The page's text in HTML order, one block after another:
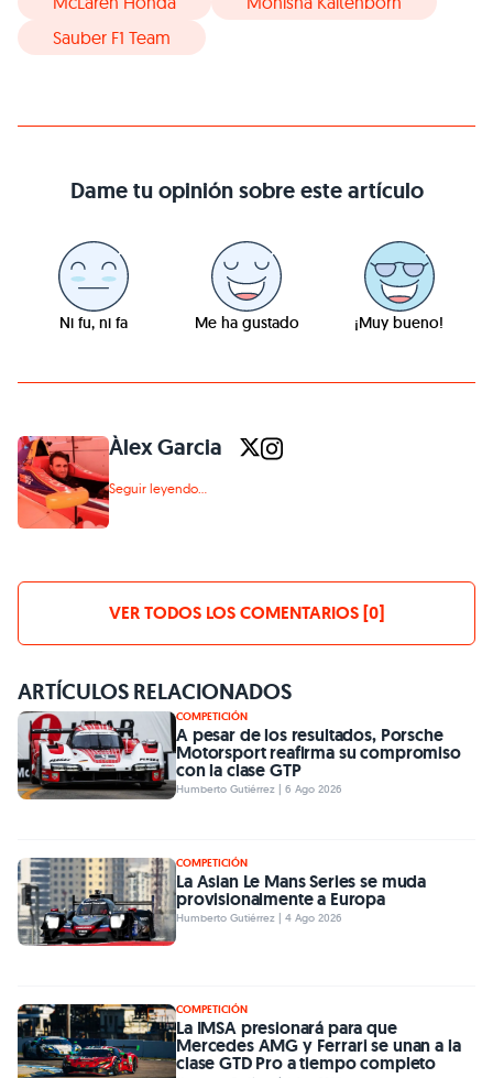
Sauber F1 Team
Dame tu opinión sobre este artículo
Ni fu, ni fa Me ha gustado ¡Muy bueno!
Àlex Garcia
Seguir leyendo...
VER TODOS LOS COMENTARIOS [0]
ARTÍCULOS RELACIONADOS
COMPETICIÓN
A pesar de los resultados, Porsche
Motorsport reafirma su compromiso
con la clase GTP
Humberto Gutiérrez | 6 Ago 2026
COMPETICIÓN
La Asian Le Mans Series se muda
provisionalmente a Europa
Humberto Gutiérrez | 4 Ago 2026
COMPETICIÓN
La IMSA presionará para que
Mercedes AMG y Ferrari se unan a la
clase GTD Pro a tiempo completo